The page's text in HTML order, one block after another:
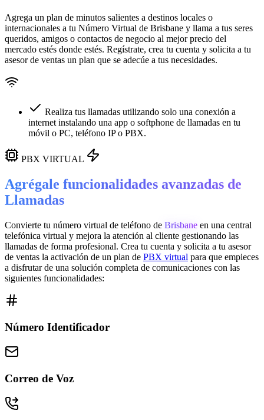
Agrega un plan de minutos salientes a destinos locales o
internacionales a tu Número Virtual de Brisbane y llama a tus seres
queridos, amigos o contactos de negocio al mejor precio del
mercado estés donde estés. Regístrate, crea tu cuenta y solicita a tu
asesor de ventas un plan que se adecúe a tus necesidades.
Realiza tus llamadas utilizando solo una conexión a
internet instalando una app o softphone de llamadas en tu
móvil o PC, teléfono IP o PBX.
PBX VIRTUAL
Agrégale funcionalidades avanzadas de
Llamadas
Convierte tu número virtual de teléfono de Brisbane en una central
telefónica virtual y mejora la atención al cliente gestionando las
llamadas de forma profesional. Crea tu cuenta y solicita a tu asesor
de ventas la activación de un plan de PBX virtual para que empieces
a disfrutar de una solución completa de comunicaciones con las
siguientes funcionalidades:
Número Identificador
Correo de Voz